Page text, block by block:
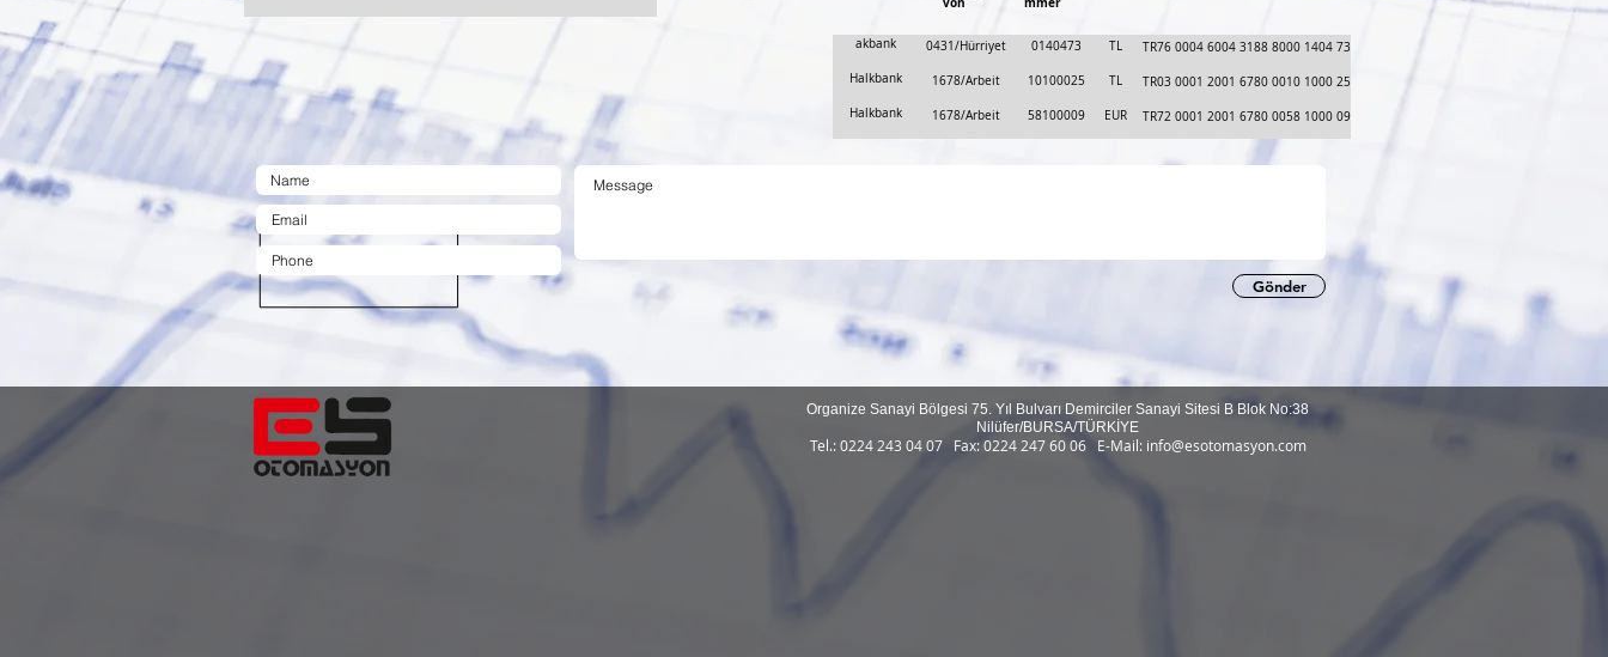
akbank 0431/Hürriyet 0140473 TL
TR76 0004 6004 3188 8000 1404 73
Halkbank
1678/Arbeit 10100025 TL
TR03 0001 2001 6780 0010 1000 25
Halkbank
1678/Arbeit 58100009 EUR TR72 0001 2001 6780 0058 1000 09
Gönder
Organize Sanayi Bölgesi 75. Yıl Bulvarı Demirciler Sanayi Sitesi B Blok No:38
Nilüfer/BURSA/TÜRKİYE
Tel.: 0224 243 04 07 Fax: 0224 247 60 06 E-Mail: info@esotomasyon.com